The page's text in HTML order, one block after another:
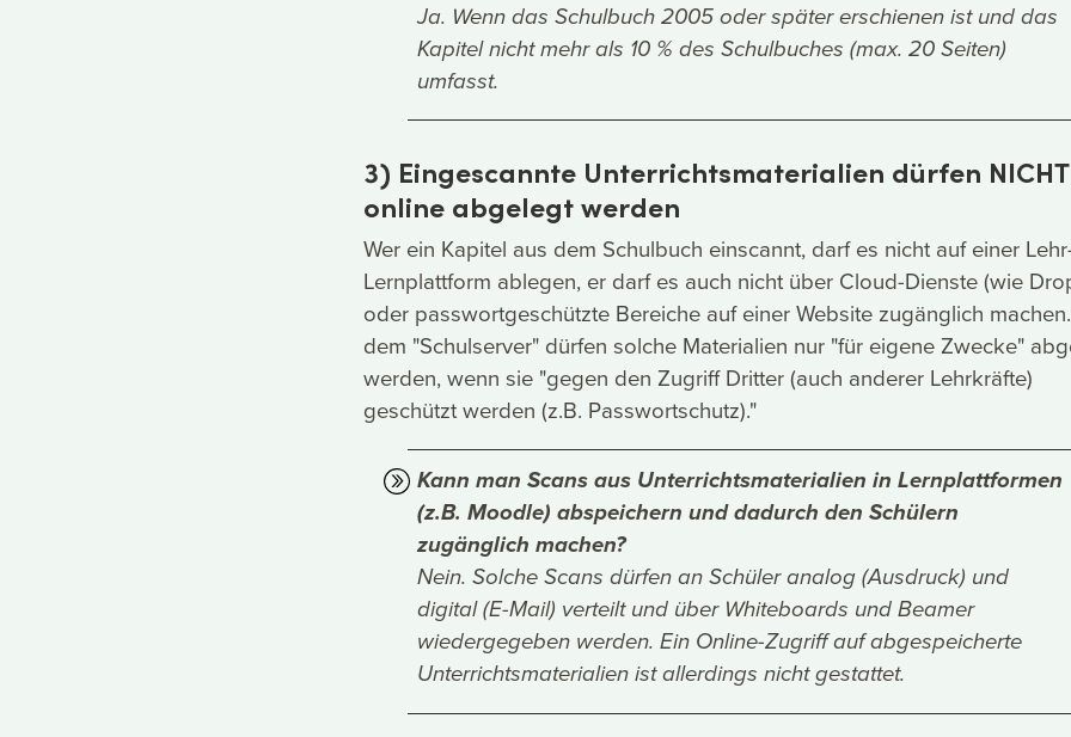
Ja. Wenn das Schulbuch 2005 oder später erschienen ist und das
Kapitel nicht mehr als 10 % des Schulbuches (max. 20 Seiten)
umfasst.
3) Eingescannte Unterrichtsmaterialien dürfen NICHT
online abgelegt werden
Wer ein Kapitel aus dem Schulbuch einscannt, darf es nicht auf einer
Lernplattform ablegen, er darf es auch nicht über Cloud-Dienste (wie
oder passwortgeschützte Bereiche auf einer Website zugänglich
dem "Schulserver" dürfen solche Materialien nur "für eigene Zwecke"
werden, wenn sie "gegen den Zugriff Dritter (auch anderer Lehrkräfte)
geschützt werden (z.B. Passwortschutz)."
Kann man Scans aus Unterrichtsmaterialien in Lernplattformen
(z.B. Moodle) abspeichern und dadurch den Schülern
zugänglich machen?
Nein. Solche Scans dürfen an Schüler analog (Ausdruck) und
digital (E-Mail) verteilt und über Whiteboards und Beamer
wiedergegeben werden. Ein Online-Zugriff auf abgespeicherte
Unterrichtsmaterialien ist allerdings nicht gestattet.